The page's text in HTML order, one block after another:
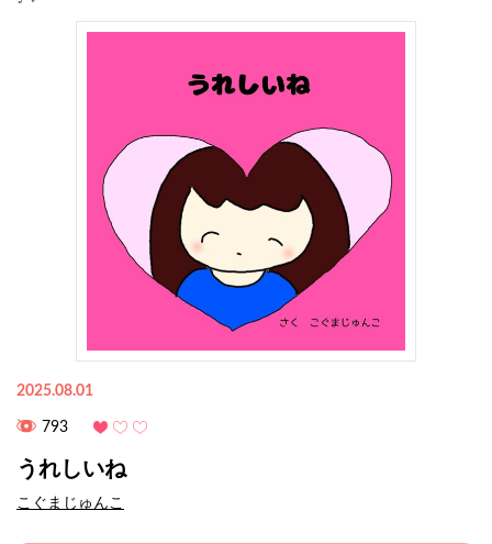
2025.08.01
793
うれしいね
こぐまじゅんこ